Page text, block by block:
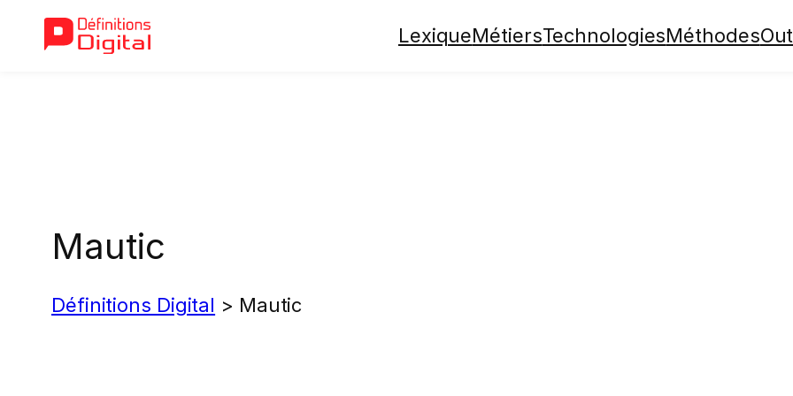
LexiqueMétiersTechnologiesMéthodes
Mautic
Définitions Digital > Mautic